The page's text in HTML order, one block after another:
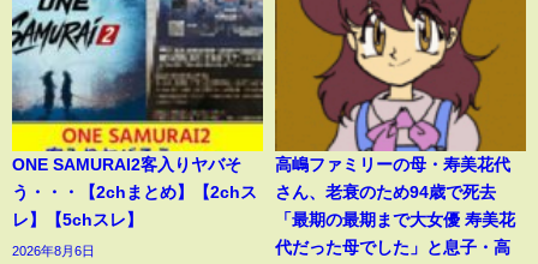
ONE SAMURAI2客入りヤバそ
う・・・【2chまとめ】【2chス
レ】【5chスレ】
2026年8月6日
高嶋ファミリーの母・寿美花代
さん、老衰のため94歳で死去
「最期の最期まで大女優 寿美花
代だった母でした」と息子・高